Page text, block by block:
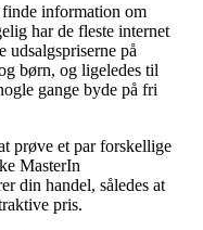
information om
har de fleste internet
udsalgspriserne på
børn, og ligeledes til
gange byde på fri
prøve et par forskellige
MasterIn
din handel, således at
pris.